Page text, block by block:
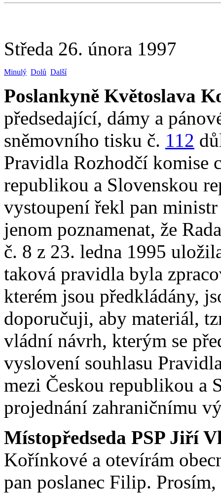
Středa 26. února 1997
Minulý Dolů Další
Poslankyně Květoslava
předsedající, dámy a
sněmovního tisku č. 112
Pravidla Rozhodčí komise
republikou a Slovenskou
vystoupení řekl pan
jenom poznamenat, že
č. 8 z 23. ledna 1995
taková pravidla byla
kterém jsou předkládány,
doporučuji, aby materiál,
vládní návrh, kterým se
vyslovení souhlasu
mezi Českou republikou a
projednání zahraničnímu
Místopředseda PSP Jiří
Kořínkové a otevírám
pan poslanec Filip.